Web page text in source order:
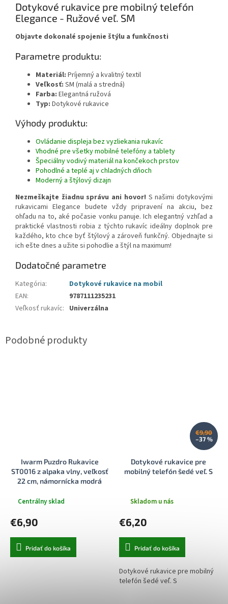
Dotykové rukavice pre mobilný telefón
Elegance - Ružové veľ. SM
Objavte dokonalé spojenie štýlu a funkčnosti
Parametre produktu:
Materiál: Príjemný a kvalitný textil
Veľkosť: SM (malá a stredná)
Farba: Elegantná ružová
Typ: Dotykové rukavice
Výhody produktu:
Ovládanie displeja bez vyzliekania rukavíc
Vhodné pre všetky mobilné telefóny a tablety
Špeciálny vodivý materiál na končekoch prstov
Pohodlné a teplé aj v chladných dňoch
Moderný a štýlový dizajn
Nezmeškajte žiadnu správu ani hovor! S našimi dotykovými
rukavicami Elegance budete vždy pripravení na akciu, bez
ohľadu na to, aké počasie vonku panuje. Ich elegantný vzhľad a
praktické vlastnosti robia z týchto rukavíc ideálny doplnok pre
každého, kto chce byť štýlový a zároveň funkčný. Objednajte si
ich ešte dnes a užite si pohodlie a štýl na maximum!
Dodatočné parametre
Kategória:
Dotykové rukavice na mobil
EAN:
9787111235231
Veľkosť rukavíc: Univerzálna
Iwarm Puzdro Rukavice
ST0016 z alpaka vlny, veľkosť
22 cm, námornícka modrá
Centrálny sklad
€6,90
Pridať do košíka
€9,90
–37 %
Dotykové rukavice pre
mobilný telefón šedé veľ. S
Skladom u nás
€6,20
Pridať do košíka
Dotykové rukavice pre mobilný
telefón šedé veľ. S